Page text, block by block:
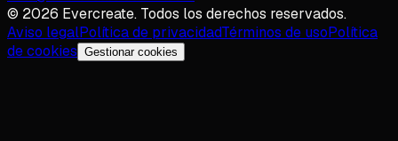
© 2026 Evercreate. Todos los derechos reservados.
Aviso legalPolítica de privacidadTérminos de usoPolítica
de cookies Gestionar cookies